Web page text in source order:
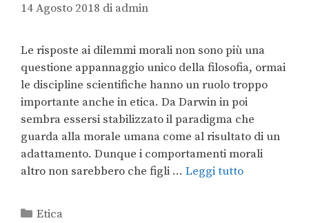
14 Agosto 2018 di admin
Le risposte ai dilemmi morali non sono più una
questione appannaggio unico della filosofia, ormai
le discipline scientifiche hanno un ruolo troppo
importante anche in etica. Da Darwin in poi
sembra essersi stabilizzato il paradigma che
guarda alla morale umana come al risultato di un
adattamento. Dunque i comportamenti morali
altro non sarebbero che figli … Leggi tutto
Etica